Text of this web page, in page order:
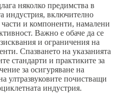
няколко предимства в
индустрия, включително
и компоненти, намалени
Важно е обаче да се
и ограничения на
Спазването на указанията
стандарти и практиките за
за осигуряване на
ултразвуковите почистващи
индустрия.